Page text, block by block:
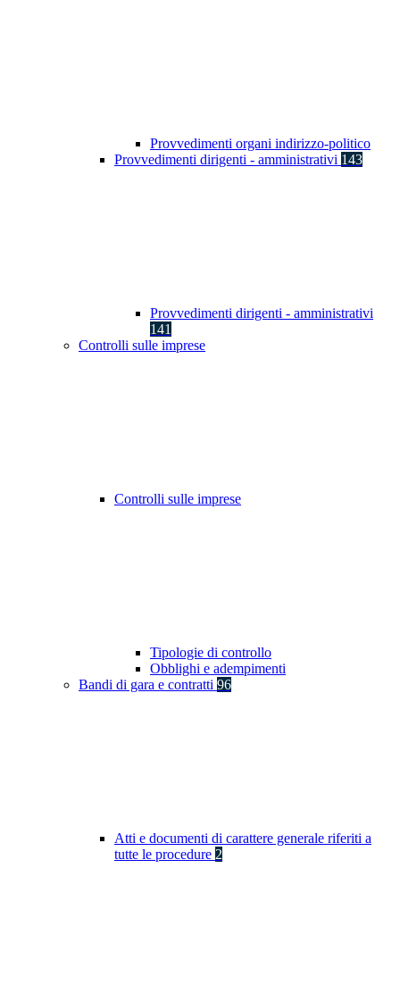
Provvedimenti organi indirizzo-politico
Provvedimenti dirigenti - amministrativi 143
Provvedimenti dirigenti - amministrativi
141
Controlli sulle imprese
Controlli sulle imprese
Tipologie di controllo
Obblighi e adempimenti
Bandi di gara e contratti 96
Atti e documenti di carattere generale riferiti a
tutte le procedure 2